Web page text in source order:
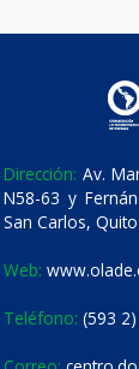
Dirección: Av.
N58-63 y
San Carlos,
Web:
Teléfono: (593